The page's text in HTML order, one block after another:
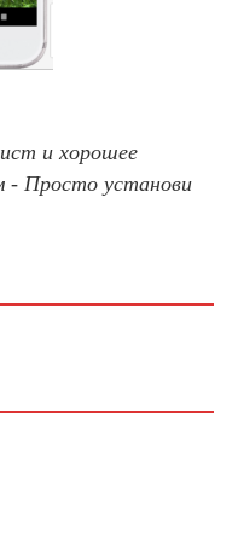
и хорошее
- Просто установи